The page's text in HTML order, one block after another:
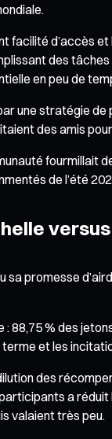
facilité d’accès
des
en peu de
une stratégie
des amis
de l’été
promesse
: 88,75 % des
et les
des
a
valaient très peu.